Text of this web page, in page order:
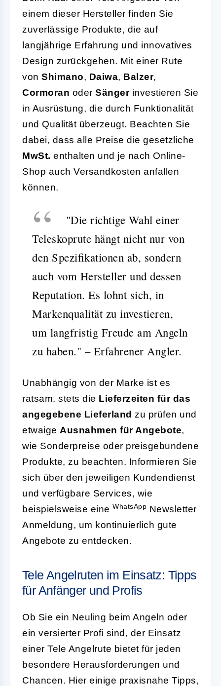
einem dieser Hersteller finden Sie
zuverlässige Produkte, die auf
langjährige Erfahrung und innovatives
Design zurückgehen. Mit einer Rute
von Shimano, Daiwa, Balzer,
Cormoran oder Sängerinvestieren Sie
in Ausrüstung, die durch Funktionalität
und Qualität überzeugt. Beachten Sie
dabei, dass alle Preise die gesetzliche
MwSt. enthalten und je nach Online-
Shop auch Versandkosten anfallen
können.
"Die richtige Wahl einer
Teleskoprute hängt nicht nur von
den Spezifikationen ab, sondern
auch vom Hersteller und dessen
Reputation. Es lohnt sich, in
Markenqualität zu investieren,
um langfristig Freude am Angeln
zu haben." – Erfahrener Angler.
Unabhängig von der Marke ist es
ratsam, stets die Lieferzeiten für das
angegebene Lieferland zu prüfen und
etwaige Ausnahmen für Angebote,
wie Sonderpreise oder preisgebundene
Produkte, zu beachten. Informieren Sie
sich über den jeweiligen Kundendienst
und verfügbare Services, wie
beispielsweise eine WhatsApp Newsletter
Anmeldung, um kontinuierlich gute
Angebote zu entdecken.
Tele Angelruten im Einsatz: Tipps
für Anfänger und Profis
Ob Sie ein Neuling beim Angeln oder
ein versierter Profi sind, der Einsatz
einer Tele Angelrute bietet für jeden
besondere Herausforderungen und
Chancen. Hier einige praxisnahe Tipps,